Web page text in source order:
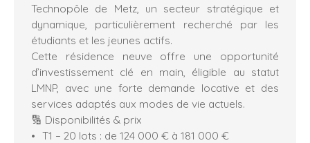
Technopôle de Metz, un secteur stratégique et
dynamique, particulièrement recherché par les
étudiants et les jeunes actifs.
Cette résidence neuve offre une opportunité
d’investissement clé en main, éligible au statut
LMNP, avec une forte demande locative et des
services adaptés aux modes de vie actuels.
🔢 Disponibilités & prix
T1 – 20 lots : de 124 000 € à 181 000 €